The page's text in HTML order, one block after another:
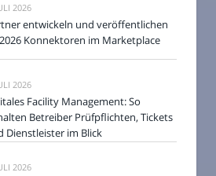
2026
entwickeln und veröffentlichen
Konnektoren im Marketplace
2026
Facility Management: So
Betreiber Prüfpflichten, Tickets
Dienstleister im Blick
2026